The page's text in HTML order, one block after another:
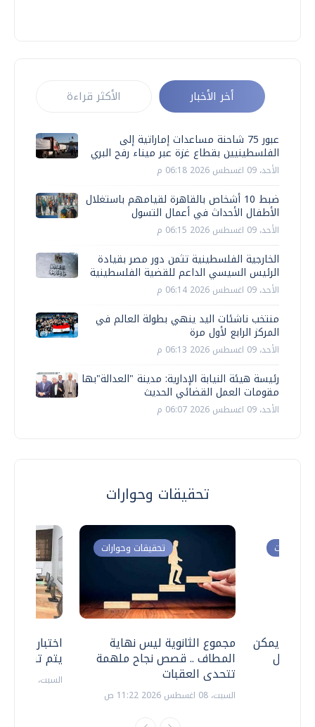
أخر الأخبار الأكثر قراءة
عبور 75 شاحنة مساعدات إماراتية إلى
الفلسطينيين بقطاع غزة عبر ميناء رفح البري
الأحد، 09 اغسطس 2026 06:18 م
ضبط 10 أشخاص بالقاهرة لقيامهم باستغلال
الأطفال الأحداث في أعمال التسول
الأحد، 09 اغسطس 2026 06:15 م
الخارجية الفلسطينية تثمن دور مصر بقيادة
الرئيس السيسي الداعم للقضية الفلسطينية
الأحد، 09 اغسطس 2026 06:14 م
منتخب ناشئات اليد ينهي بطولة العالم في
المركز الرابع لأول مرة
الأحد، 09 اغسطس 2026 06:13 م
رئيسة هيئة النيابة الإدارية: مدينة "العدالة"بها
مقومات العمل القضائي الحديث
الأحد، 09 اغسطس 2026 06:07 م
تحقيقات وحوارات
اختبارات
يتم
السبت، 18 يوليو 2026 09:22 ص
تحقيقات وحوارات
مجموع الثانوية ليس نهاية
المطاف .. قصص نجاح ملهمة
تتحدى العقبات
السبت، 08 اغسطس 2026 11:22 ص
وحوارات
.. هل يمكن
نتعامل